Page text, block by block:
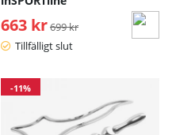
663 kr Ordinarie pris:
699 kr
Tillfälligt slut
-11%